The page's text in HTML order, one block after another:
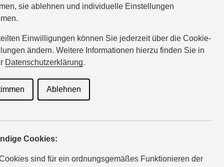
sie ablehnen und individuelle Einstellungen
Einwilligungen können Sie jederzeit über die Cookie-
ändern. Weitere Informationen hierzu finden Sie in
Datenschutzerklärung.
Ablehnen
Cookies:
sind für ein ordnungsgemäßes Funktionieren der
die Ihren neuen Suzuki finanziell noch attraktiver